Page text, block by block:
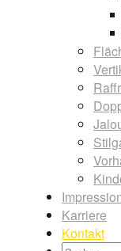
Karriere
Kontakt